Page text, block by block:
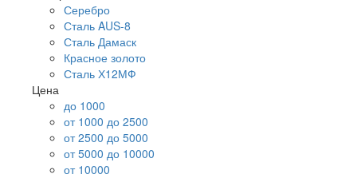
Серебро
Сталь AUS-8
Сталь Дамаск
Красное золото
Сталь Х12МФ
Цена
до 1000
от 1000 до 2500
от 2500 до 5000
от 5000 до 10000
от 10000